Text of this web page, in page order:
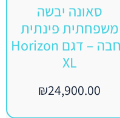
סאונה יבשה
משפחתית פינתית
רחבה – דגם Horizon
XL
₪24,900.00